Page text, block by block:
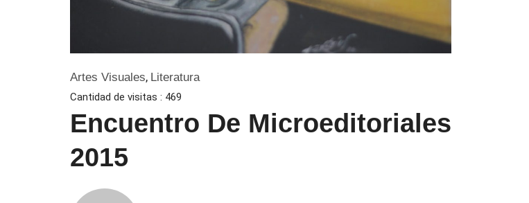
Artes Visuales, Literatura
Cantidad de visitas : 469
Encuentro De Microeditoriales
2015